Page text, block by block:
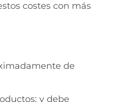
costes con más
de
y debe